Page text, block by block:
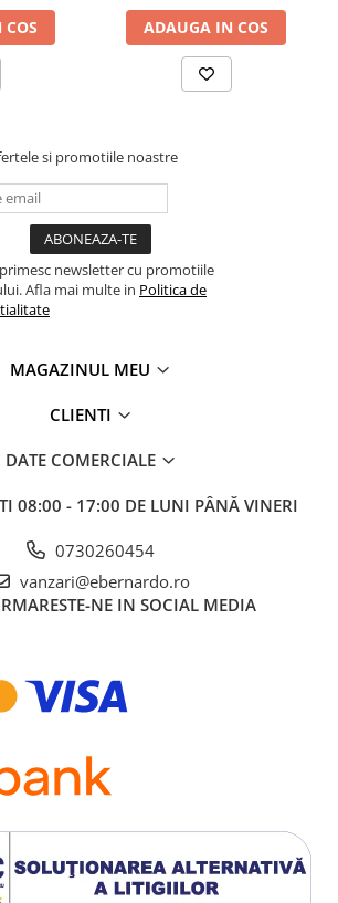
a pieselor
PS3/ PO3
PS4/ PO4
DK11
DK12
din fontă
din fontă
din otel
pentru
inclinabile /
de centrare
și
ADAUGA IN COS
si promotiile noastre
newsletter cu promotiile
Afla mai multe in Politica de
MAGAZINUL MEU
CLIENTI
DATE COMERCIALE
08:00 - 17:00 DE LUNI PÂNĂ VINERI
0730260454
vanzari@ebernardo.ro
NE IN SOCIAL MEDIA